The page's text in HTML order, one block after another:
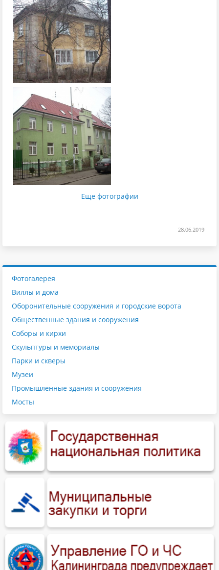
Еще фотографии
28.06.2019
Фотогалерея
Виллы и дома
Оборонительные сооружения и городские ворота
Общественные здания и сооружения
Соборы и кирхи
Скульптуры и мемориалы
Парки и скверы
Музеи
Промышленные здания и сооружения
Мосты